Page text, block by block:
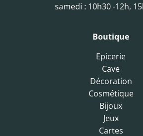
samedi : 10h30 -12h,
Boutique
Epicerie
Cave
Décoration
Cosmétique
Bijoux
Jeux
Cartes